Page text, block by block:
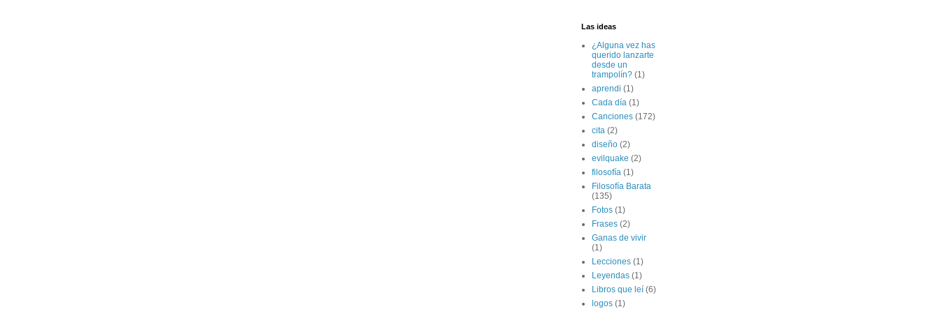
Las ideas
¿Alguna vez has
querido lanzarte
desde un
trampolín? (1)
aprendi (1)
Cada día (1)
Canciones (172)
cita (2)
diseño (2)
evilquake (2)
filosofía (1)
Filosofía Barata
(135)
Fotos (1)
Frases (2)
Ganas de vivir
(1)
Lecciones (1)
Leyendas (1)
Libros que leí (6)
logos (1)